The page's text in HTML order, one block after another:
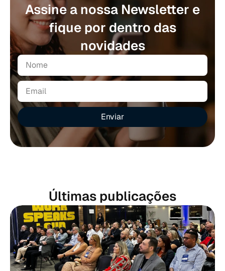
Assine a nossa Newsletter e
fique por dentro das
novidades
Enviar
Últimas publicações